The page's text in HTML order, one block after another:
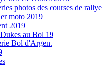
photos des courses de rallye
moto 2019
2019
au Bol 19
Bol d'Argent